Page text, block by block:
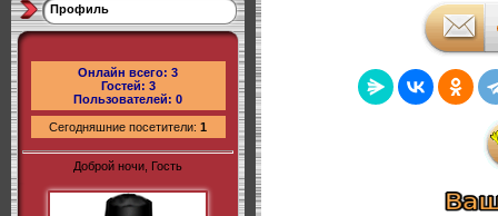
Профиль
Онлайн всего: 3
Гостей: 3
Пользователей: 0
Сегодняшние посетители: 1
Доброй ночи, Гость